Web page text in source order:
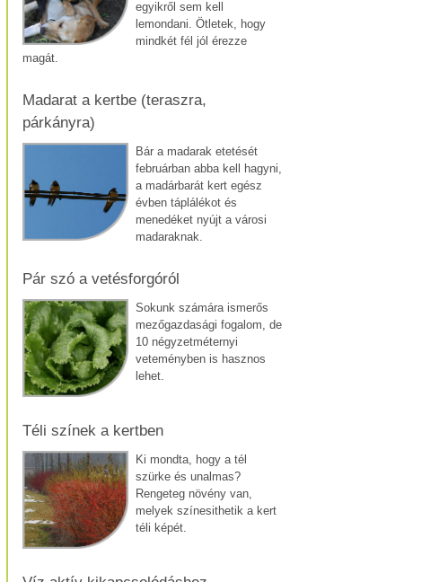
egyikről sem kell
lemondani. Ötletek, hogy
mindkét fél jól érezze
magát.
Madarat a kertbe (teraszra,
párkányra)
Bár a madarak etetését
februárban abba kell hagyni,
a madárbarát kert egész
évben táplálékot és
menedéket nyújt a városi
madaraknak.
Pár szó a vetésforgóról
Sokunk számára ismerős
mezőgazdasági fogalom, de
10 négyzetméternyi
veteményben is hasznos
lehet.
Téli színek a kertben
Ki mondta, hogy a tél
szürke és unalmas?
Rengeteg növény van,
melyek színesithetik a kert
téli képét.